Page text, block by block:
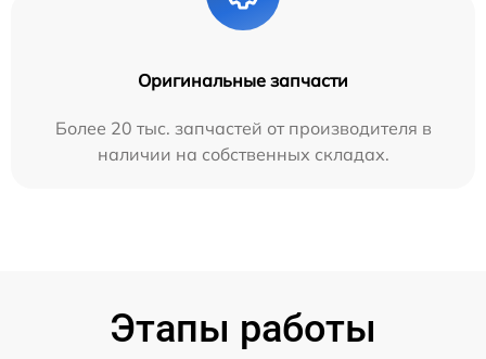
Оригинальные запчасти
Более 20 тыс. запчастей от производителя в
наличии на собственных складах.
Этапы работы